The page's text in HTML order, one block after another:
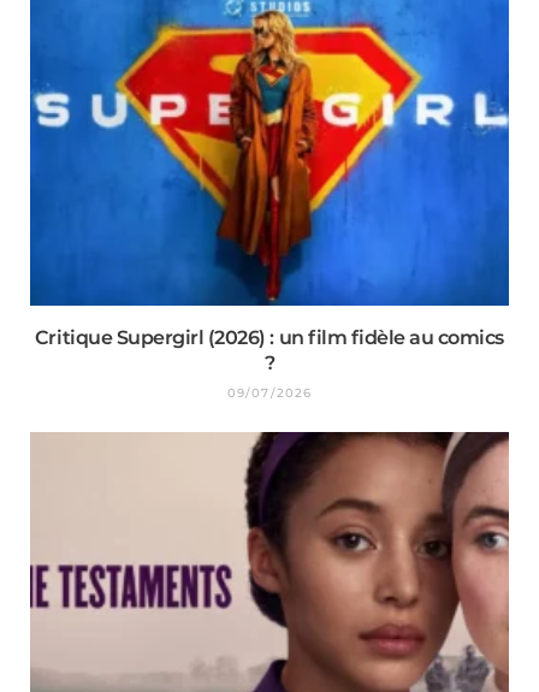
Critique Supergirl (2026) : un film fidèle au comics
?
09/07/2026